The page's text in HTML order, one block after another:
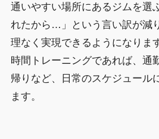
通いやすい場所にあるジムを選
れたから…」という言い訳が減
理なく実現できるようになりま
時間トレーニングであれば、通
帰りなど、日常のスケジュール
ます。